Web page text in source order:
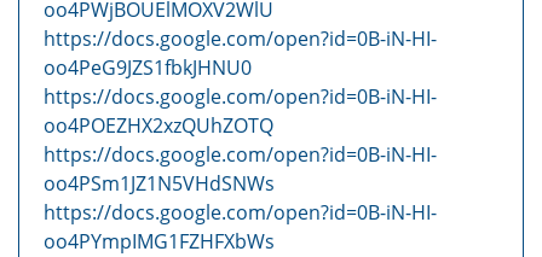
oo4PWjBOUElMOXV2WlU
https://docs.google.com/open?id=0B-iN-HI-
oo4PeG9JZS1fbkJHNU0
https://docs.google.com/open?id=0B-iN-HI-
oo4POEZHX2xzQUhZOTQ
https://docs.google.com/open?id=0B-iN-HI-
oo4PSm1JZ1N5VHdSNWs
https://docs.google.com/open?id=0B-iN-HI-
oo4PYmpIMG1FZHFXbWs